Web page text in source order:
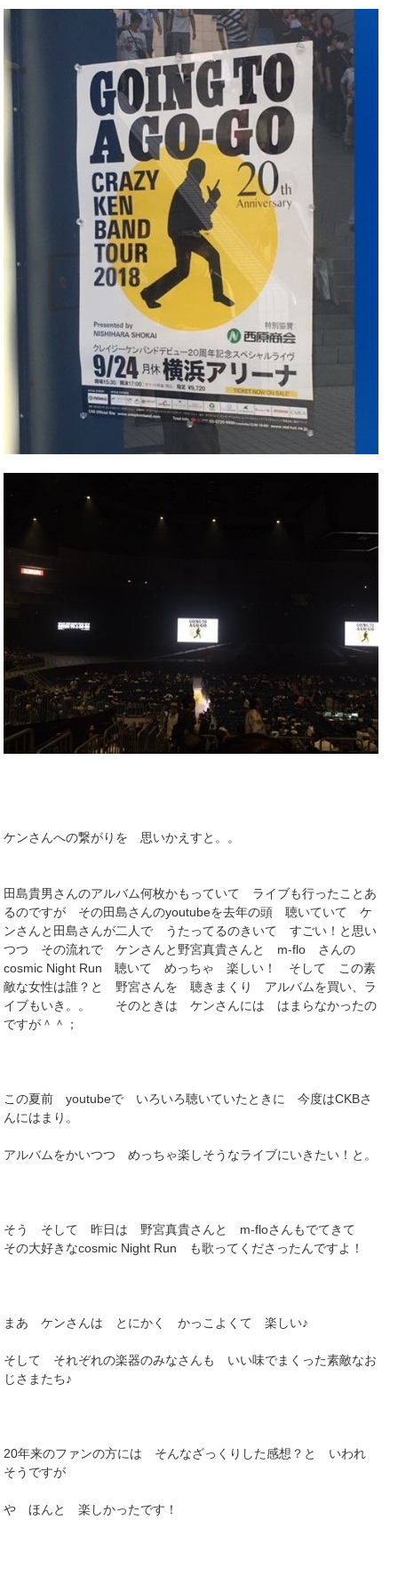
ケンさんへの繋がりを 思いかえすと。。
田島貴男さんのアルバム何枚かもっていて ライブも行ったことあ
るのですが その田島さんのyoutubeを去年の頭 聴いていて ケ
ンさんと田島さんが二人で うたってるのきいて すごい！と思い
つつ その流れで ケンさんと野宮真貴さんと m-flo さんの
cosmic Night Run 聴いて めっちゃ 楽しい！ そして この素
敵な女性は誰？と 野宮さんを 聴きまくり アルバムを買い、ラ
イブもいき。。 そのときは ケンさんには はまらなかったの
ですが＾＾；
この夏前 youtubeで いろいろ聴いていたときに 今度はCKBさ
んにはまり。
アルバムをかいつつ めっちゃ楽しそうなライブにいきたい！と。
そう そして 昨日は 野宮真貴さんと m-floさんもでてきて
その大好きなcosmic Night Run も歌ってくださったんですよ！
まあ ケンさんは とにかく かっこよくて 楽しい♪
そして それぞれの楽器のみなさんも いい味でまくった素敵なお
じさまたち♪
20年来のファンの方には そんなざっくりした感想？と いわれ
そうですが
や ほんと 楽しかったです！